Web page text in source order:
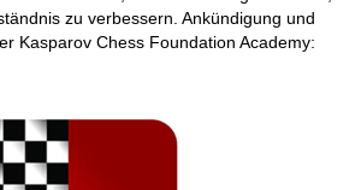
zu verbessern. Ankündigung und
Kasparov Chess Foundation Academy: